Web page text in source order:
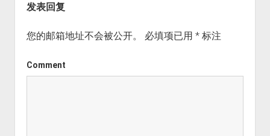
发表回复
您的邮箱地址不会被公开。 必填项已用 *标注
Comment